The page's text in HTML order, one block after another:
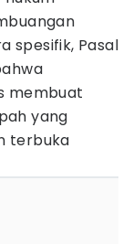
spesifik, Pasal
membuat
yang
terbuka